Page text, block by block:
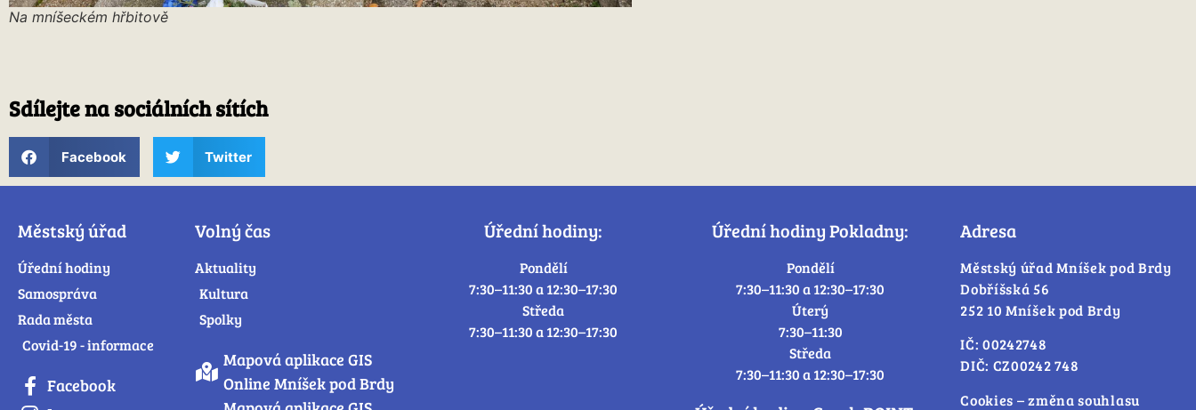
Na mníšeckém hřbitově
Sdílejte na sociálních sítích
Facebook Twitter
Městský úřad
Úřední hodiny
Samospráva
Rada města
Covid-19 - informace
Facebook
Volný čas
Aktuality
Kultura
Spolky
Mapová aplikace GIS
Online Mníšek pod Brdy
Úřední hodiny:
Pondělí
7:30–11:30 a 12:30–17:30
Středa
7:30–11:30 a 12:30–17:30
Úřední hodiny Pokladny:
Pondělí
7:30–11:30 a 12:30–17:30
Úterý
7:30–11:30
Středa
7:30–11:30 a 12:30–17:30
Adresa
Městský úřad Mníšek pod Brdy
Dobříšská 56
252 10 Mníšek pod Brdy
IČ: 00242748
DIČ: CZ00242 748
Cookies – změna souhlasu